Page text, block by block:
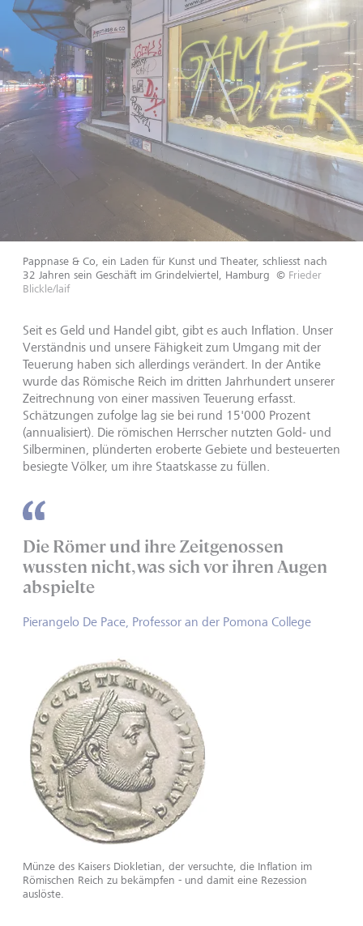
Pappnase & Co, ein Laden für Kunst und Theater, schliesst nach
32 Jahren sein Geschäft im Grindelviertel, Hamburg © Frieder
Blickle/laif
Seit es Geld und Handel gibt, gibt es auch Inflation. Unser
Verständnis und unsere Fähigkeit zum Umgang mit der
Teuerung haben sich allerdings verändert. In der Antike
wurde das Römische Reich im dritten Jahrhundert unserer
Zeitrechnung von einer massiven Teuerung erfasst.
Schätzungen zufolge lag sie bei rund 15'000 Prozent
(annualisiert). Die römischen Herrscher nutzten Gold- und
Silberminen, plünderten eroberte Gebiete und besteuerten
besiegte Völker, um ihre Staatskasse zu füllen.
Die Römer und ihre Zeitgenossen
wussten nicht, was sich vor ihren Augen
abspielte
Pierangelo De Pace, Professor an der Pomona College
Münze des Kaisers Diokletian, der versuchte, die Inflation im
Römischen Reich zu bekämpfen - und damit eine Rezession
auslöste.